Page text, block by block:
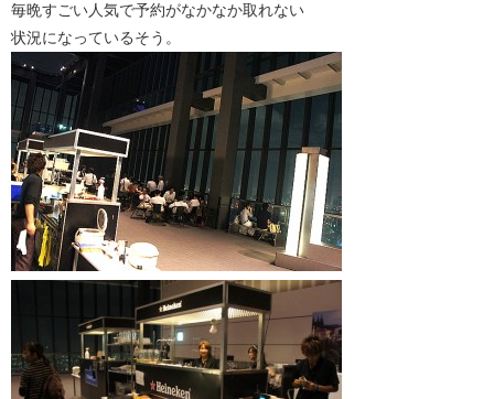
毎晩すごい人気で予約がなかなか取れない
状況になっているそう。